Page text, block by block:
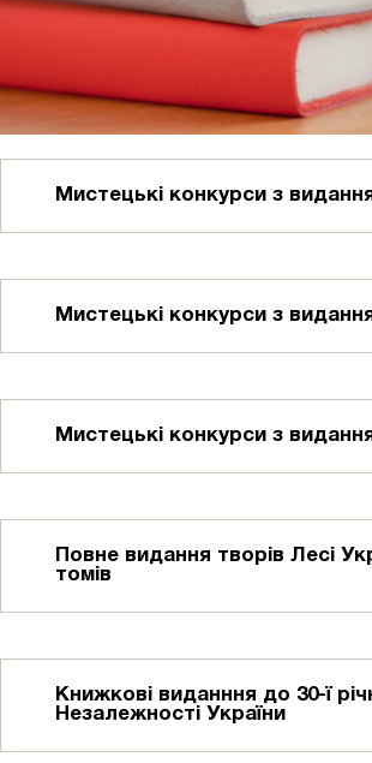
Мистецькі конкурси з
Мистецькі конкурси з
Мистецькі конкурси з
Повне видання творів Лесі
томів
Книжкові виданння до 30-ї
Незалежності України